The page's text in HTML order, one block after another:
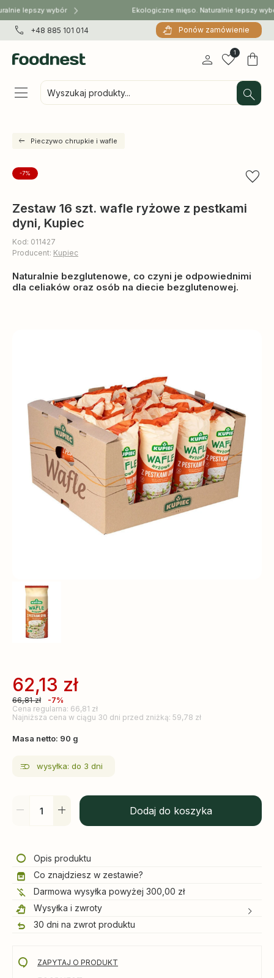
lepszy wybór Ekologiczne mięso. Naturalnie lepszy
+48 885 101 014 Ponów zamówienie
Wyszukaj produkty...
1
Pieczywo chrupkie i wafle
-7%
Zestaw 16 szt. wafle ryżowe z pestkami
dyni, Kupiec
Kod: 011427
Producent: Kupiec
Naturalnie bezglutenowe, co czyni je odpowiednimi
dla celiaków oraz osób na diecie bezglutenowej.
62,13 zł
66,81zł -7%
Cena regularna: 66,81 zł
Najniższa cena w ciągu 30 dni przed zniżką: 59,78 zł
Masa netto: 90 g
wysyłka: do 3 dni
Dodaj do koszyka
Opis produktu
Co znajdziesz w zestawie?
Darmowa wysyłka powyżej 300,00 zł
Wysyłka i zwroty
30 dni na zwrot produktu
ZAPYTAJ O PRODUKT